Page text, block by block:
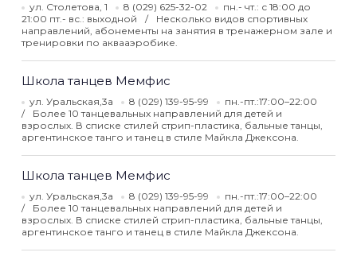
ул. Столетова, 1 8 (029) 625-32-02
пн.- чт.: с 18:00 до
21:00 пт.- вс.: выходной
Несколько видов спортивных
направлений, абонементы на занятия в тренажерном зале и
тренировки по аквааэробике.
Школа танцев Мемфис
ул. Уральская,3а 8 (029) 139-95-99
пн.-пт.:17:00–22:00
Более 10 танцевальных направлений для детей и
взрослых. В списке стилей стрип-пластика, бальные танцы,
аргентинское танго и танец в стиле Майкла Джексона.
Школа танцев Мемфис
ул. Уральская,3а 8 (029) 139-95-99
пн.-пт.:17:00–22:00
Более 10 танцевальных направлений для детей и
взрослых. В списке стилей стрип-пластика, бальные танцы,
аргентинское танго и танец в стиле Майкла Джексона.